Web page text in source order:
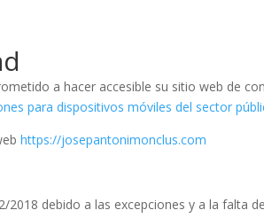
a hacer accesible su sitio web de
para dispositivos móviles del sector
https://josepantonimonclus.com
2018 debido a las excepciones y a la falta